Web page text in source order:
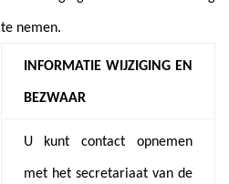
te nemen.
INFORMATIE WIJZIGING EN
BEZWAAR
U kunt contact opnemen
met het secretariaat van de